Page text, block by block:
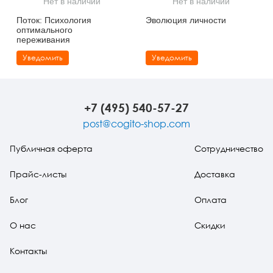
Сказкотерапия
Другие направления психотерапии
Психофизиология
Социальная психология
Учебная литература
Классический и юнгианский психоанализ
Поток: Психология
оптимального
переживания
Уведомить
Эволюция личности
Уведомить
+7 (495) 540-57-27
post@cogito-shop.com
Публичная оферта
Прайс-листы
Блог
О нас
Контакты
Сотрудничество
Доставка
Оплата
Скидки